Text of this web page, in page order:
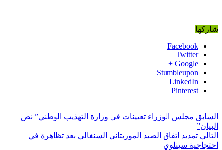
شاركها
Facebook
Twitter
Google +
Stumbleupon
LinkedIn
Pinterest
السابق مجلس الوزراء تعيينات في وزارة التهذيب الوطني” نص
البيان”
التالي تمديد اتفاق الصيد الموريتاني السنغالي بعد تظاهرة في
احتجاجية سينلوي